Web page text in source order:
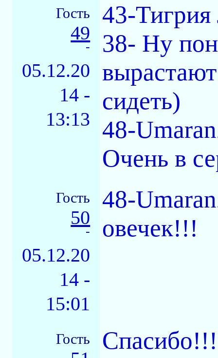
Гость
49
-
05.12.20
14 -
13:13
43-
38- Ну
сидеть)
48-
Очень в
Гость
50
-
05.12.20
14 -
15:01
48-
овечек!!!
Гость